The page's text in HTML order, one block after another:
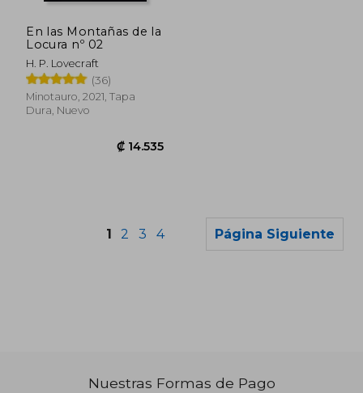
₡ 16.373
En las Montañas de la
Locura nº 02
H. P. Lovecraft
(36)
Minotauro, 2021, Tapa
Dura, Nuevo
1 2 3 4 Página Siguiente
Nuestras Formas de Pago